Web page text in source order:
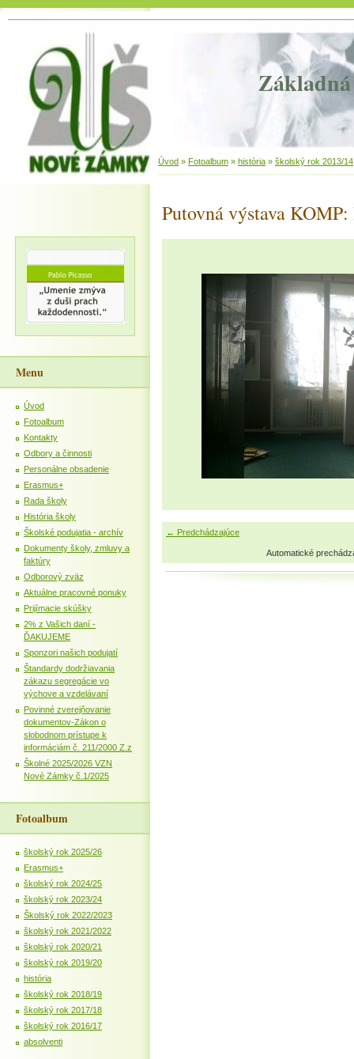
Základná
Úvod » Fotoalbum » história » školský rok 2013/14
Putovná výstava
← Predchádzajúce
Automatické
Menu
Úvod
Fotoalbum
Kontakty
Odbory a činnosti
Personálne obsadenie
Erasmus+
Rada školy
História školy
Školské podujatia - archív
Dokumenty školy, zmluvy a
faktúry
Odborový zväz
Aktuálne pracovné ponuky
Prijímacie skúšky
2% z Vašich daní -
ĎAKUJEME
Sponzori našich podujatí
Štandardy dodržiavania
zákazu segregácie vo
výchove a vzdelávaní
Povinné zverejňovanie
dokumentov-Zákon o
slobodnom prístupe k
informáciám č. 211/2000 Z.z
Školné 2025/2026 VZN
Nové Zámky č.1/2025
Fotoalbum
školský rok 2025/26
Erasmus+
školský rok 2024/25
školský rok 2023/24
Školský rok 2022/2023
školský rok 2021/2022
školský rok 2020/21
školský rok 2019/20
história
školský rok 2018/19
školský rok 2017/18
školský rok 2016/17
absolventi